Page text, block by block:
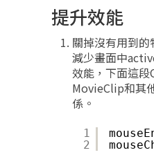
提升效能
關掉沒有用到的
減少畫面中
效能，下面這段
MovieClip和其
係。
1
2